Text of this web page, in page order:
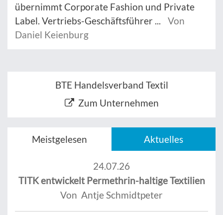
übernimmt Corporate Fashion und Private
Label. Vertriebs-Geschäftsführer ...
Von
Daniel Keienburg
BTE Handelsverband Textil
Zum Unternehmen
Meistgelesen Aktuelles
24.07.26
TITK entwickelt Permethrin-haltige Textilien
Von Antje Schmidtpeter